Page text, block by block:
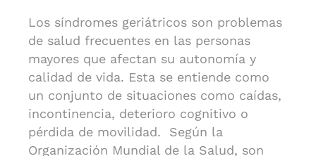
Los síndromes geriátricos son problemas
de salud frecuentes en las personas
mayores que afectan su autonomía y
calidad de vida. Esta se entiende como
un conjunto de situaciones como caídas,
incontinencia, deterioro cognitivo o
pérdida de movilidad. Según la
Organización Mundial de la Salud, son